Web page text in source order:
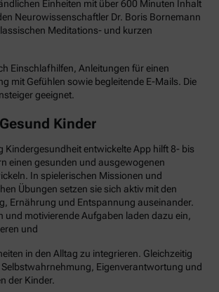
Einheiten mit über 600 Minuten Inhalt
Neurowissenschaftler Dr. Boris Bornemann
Meditations- und kurzen
Einschlafhilfen, Anleitungen für einen
mit Gefühlen sowie begleitende E-Mails. Die
geeignet.
Kinder
Kindergesundheit entwickelte App hilft 8- bis
einen gesunden und ausgewogenen
In spielerischen Missionen und
Übungen setzen sie sich aktiv mit den
Ernährung und Entspannung auseinander.
und motivierende Aufgaben laden dazu ein,
und
in den Alltag zu integrieren. Gleichzeitig
Eigenverantwortung und
der Kinder.